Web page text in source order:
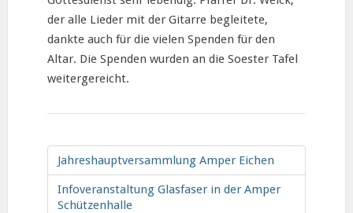
der alle Lieder mit der Gitarre begleitete,
dankte auch für die vielen Spenden für den
Altar. Die Spenden wurden an die Soester Tafel
weitergereicht.
Jahreshauptversammlung Amper Eichen
Infoveranstaltung Glasfaser in der Amper
Schützenhalle